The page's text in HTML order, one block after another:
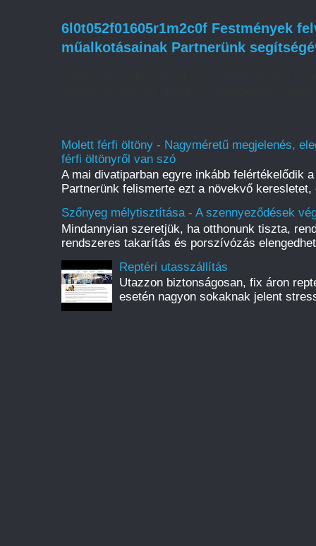
6l0t052f01605r1m2c0f Festmények
műalkotásainak Partnerünk
Molett férfi öltöny - Nagyméretű megjelenés,
férfi öltönyről van szó
A mai divatiparban egyre inkább felértékelődik
Partnerünk felismerte ezt a növekvő
Szőnyeg mélytisztítása - A szennyeződések
Mindannyian szeretjük, ha otthonunk tiszta,
rendszeres takarítás és porszívózás
Reptéri utasszállítás
Utazzon biztonságosan, fix áron
esetén nagyon sokaknak jelent